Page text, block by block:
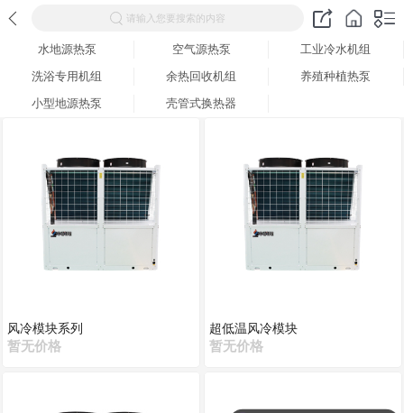
请输入您要搜索的内容
水地源热泵 空气源热泵
工业冷水机组
洗浴专用机组
余热回收机组
养殖种植热泵
小型地源热泵
壳管式换热器
风冷模块系列
暂无价格
超低温风冷模块
暂无价格